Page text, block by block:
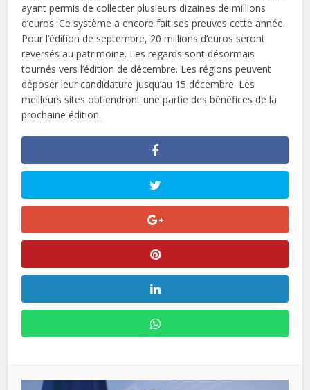
ayant permis de collecter plusieurs dizaines de millions
d’euros. Ce système a encore fait ses preuves cette année.
Pour l’édition de septembre, 20 millions d’euros seront
reversés au patrimoine. Les regards sont désormais
tournés vers l’édition de décembre. Les régions peuvent
déposer leur candidature jusqu’au 15 décembre. Les
meilleurs sites obtiendront une partie des bénéfices de la
prochaine édition.